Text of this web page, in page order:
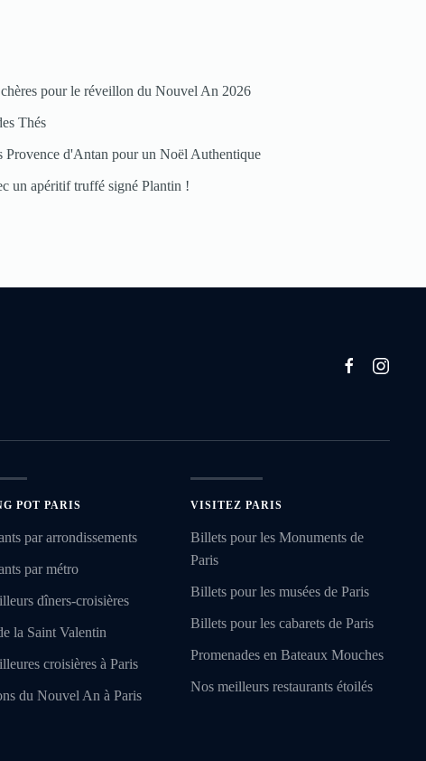
chères pour le réveillon du Nouvel An 2026
Thés
Provence d'Antan pour un Noël Authentique
un apéritif truffé signé Plantin !
POT PARIS
par arrondissements
par métro
dîners-croisières
la Saint Valentin
croisières à Paris
du Nouvel An à Paris
VISITEZ PARIS
Billets pour les Monuments de
Paris
Billets pour les musées de Paris
Billets pour les cabarets de Paris
Promenades en Bateaux Mouches
Nos meilleurs restaurants étoilés